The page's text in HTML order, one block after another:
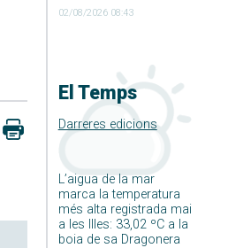
02/08/2026 08:43
El Temps
Darreres edicions
L’aigua de la mar
marca la temperatura
més alta registrada mai
a les Illes: 33,02 ºC a la
boia de sa Dragonera